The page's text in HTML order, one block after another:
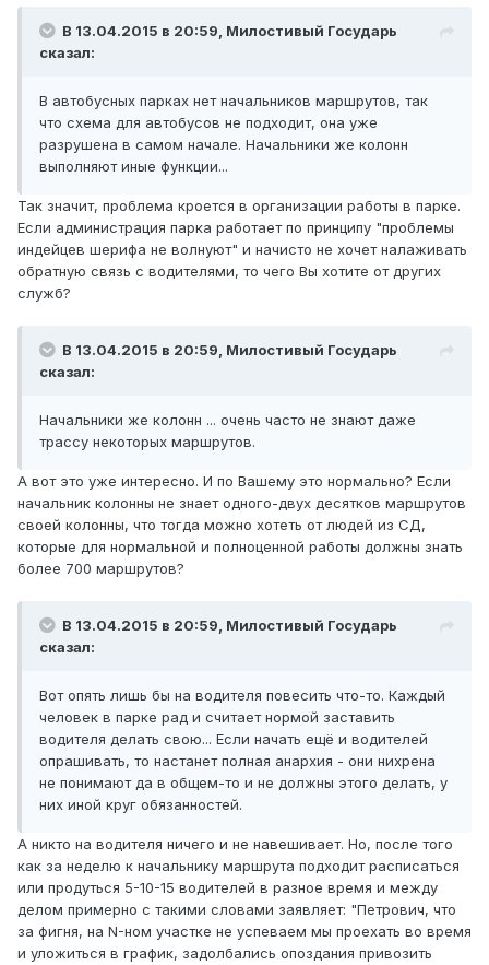
В 13.04.2015 в 20:59, Милостивый Государь
сказал:
В автобусных парках нет начальников маршрутов, так
что схема для автобусов не подходит, она уже
разрушена в самом начале. Начальники же колонн
выполняют иные функции...
Так значит, проблема кроется в организации работы в парке.
Если администрация парка работает по принципу "проблемы
индейцев шерифа не волнуют" и начисто не хочет налаживать
обратную связь с водителями, то чего Вы хотите от других
служб?
В 13.04.2015 в 20:59, Милостивый Государь
сказал:
Начальники же колонн ... очень часто не знают даже
трассу некоторых маршрутов.
А вот это уже интересно. И по Вашему это нормально? Если
начальник колонны не знает одного-двух десятков маршрутов
своей колонны, что тогда можно хотеть от людей из СД,
которые для нормальной и полноценной работы должны знать
более 700 маршрутов?
В 13.04.2015 в 20:59, Милостивый Государь
сказал:
Вот опять лишь бы на водителя повесить что-то. Каждый
человек в парке рад и считает нормой заставить
водителя делать свою... Если начать ещё и водителей
опрашивать, то настанет полная анархия - они нихрена
не понимают да в общем-то и не должны этого делать, у
них иной круг обязанностей.
А никто на водителя ничего и не навешивает. Но, после того
как за неделю к начальнику маршрута подходит расписаться
или продуться 5-10-15 водителей в разное время и между
делом примерно с такими словами заявляет: "Петрович, что
за фигня, на N-ном участке не успеваем мы проехать во время
и уложиться в график, задолбались опоздания привозить